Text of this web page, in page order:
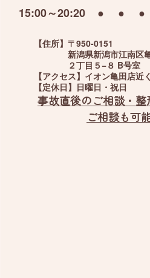
15:00～20:20
● ● ●
【住所】 〒950-0151
新潟県新潟市江南区
２丁目５−８ B号室
【アクセス】 イオン亀田店近
【定休日】 日曜日・祝日
事故直後のご相談・
ご相談も可